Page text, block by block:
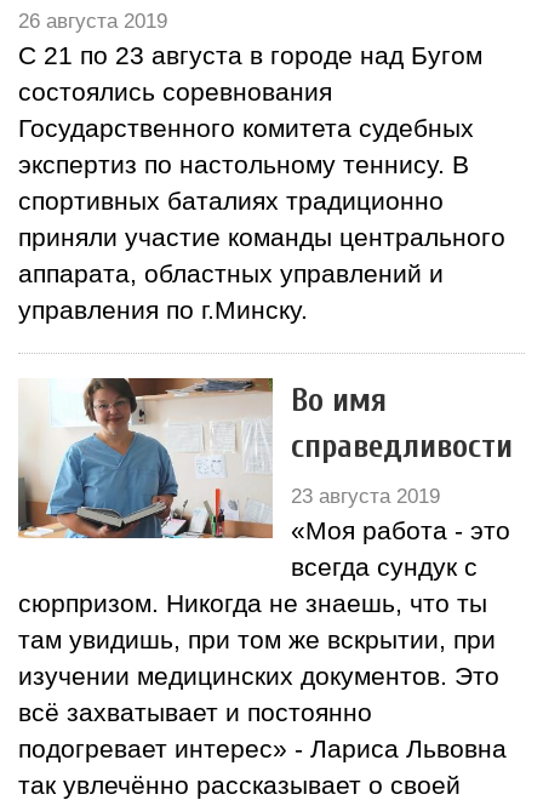
26 августа 2019
С 21 по 23 августа в городе над Бугом
состоялись соревнования
Государственного комитета судебных
экспертиз по настольному теннису. В
спортивных баталиях традиционно
приняли участие команды центрального
аппарата, областных управлений и
управления по г.Минску.
Во имя
справедливости
23 августа 2019
«Моя работа - это
всегда сундук с
сюрпризом. Никогда не знаешь, что ты
там увидишь, при том же вскрытии, при
изучении медицинских документов. Это
всё захватывает и постоянно
подогревает интерес» - Лариса Львовна
так увлечённо рассказывает о своей